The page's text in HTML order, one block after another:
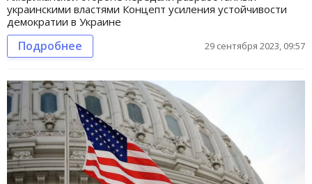
украинскими властями Концепт усиления устойчивости
демократии в Украине
Подробнее 29 сентября 2023, 09:57